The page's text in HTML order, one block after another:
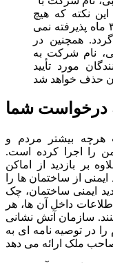
نکته که هیچ
پروژه ای از شرکت مذکور به مدت ۳ ماه پذیرفته نمی
همچنین در
۶ اخطار کتبی، نام شرکت به
مورد تأیید
درخواست شما
هرچه بیشتر مردم و
را اجرا کرده است.
بر بازدید از اماکن
از ساختمان ها را
ایمنی ساختمان، چک
داخل آن ها، هر
سازمان آتش نشانی
را در توصیه نامه ای به